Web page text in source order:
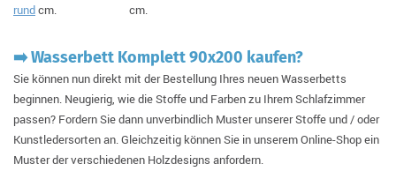
rundcm.
cm.
➡️ Wasserbett Komplett 90x200 kaufen?
Sie können nun direkt mit der Bestellung Ihres neuen Wasserbetts
beginnen. Neugierig, wie die Stoffe und Farben zu Ihrem Schlafzimmer
passen? Fordern Sie dann unverbindlich Muster unserer Stoffe und / oder
Kunstledersorten an. Gleichzeitig können Sie in unserem Online-Shop ein
Muster der verschiedenen Holzdesigns anfordern.